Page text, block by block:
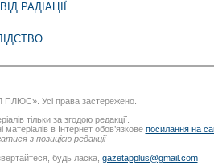
РАДІАЦІЇ
Усі права застережено.
тільки за згодою редакції.
матеріалів в Інтернет обов’язкове посилання на
з позицією редакції
будь ласка, gazetapplus@gmail.com